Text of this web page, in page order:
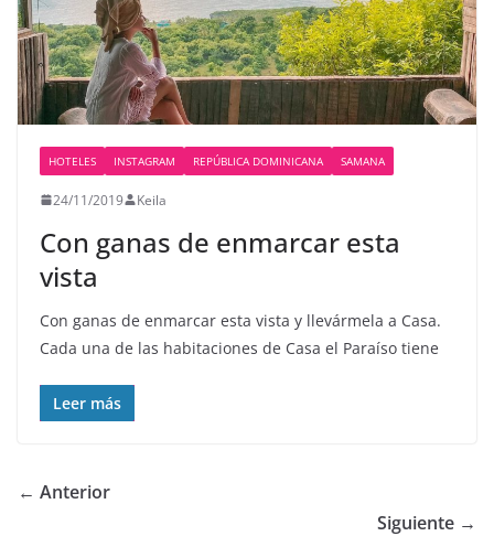
HOTELES INSTAGRAM REPÚBLICA DOMINICANA SAMANA
24/11/2019 Keila
Con ganas de enmarcar esta
vista
Con ganas de enmarcar esta vista y llevármela a Casa.
Cada una de las habitaciones de Casa el Paraíso tiene
Leer más
← Anterior
Siguiente →